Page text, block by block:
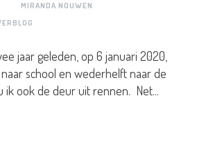
MIRANDA NOUWEN
jaar geleden, op 6 januari 2020,
school en wederhelft naar de
ik ook de deur uit rennen. Net...